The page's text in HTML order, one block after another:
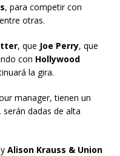
, para competir con
otras.
, que Joe Perry, que
con Hollywood
la gira.
manager, tienen un
, serán dadas de alta
y Alison Krauss & Union